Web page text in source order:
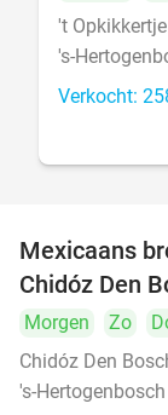
't Opkikkertje
's-
Verkocht:
Mexicaans
Chidóz Den
Morgen Zo
Chidóz Den
's-Hertogenbosch